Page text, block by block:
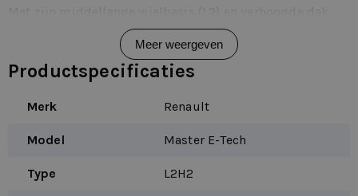
(H2) biedt hij extra laadcapaciteit, terwijl hij
overzichtelijk en comfortabel blijft in gebruik.
In de dagelijkse praktijk voel je direct de voordelen van
elektrisch rijden. De Master E-Tech L2H2 accelereert
wendbaar voor zijn formaat en op langere ritten blijft het
Meer weergeven
Productspecificaties
Merk Renault
Model Master E-Tech
Type L2H2